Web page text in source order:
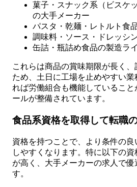
菓子・スナック系（ビスケ
の大手メーカー
パスタ・乾麺・レトルト食
調味料・ソース・ドレッシ
缶詰・瓶詰め食品の製造ラ
これらは商品の賞味期限が長く
ため、土日に工場を止めやすい
れば労働組合も機能しているこ
ールが整備されています。
食品系資格を取得して転職
資格を持つことで、より条件の
しやすくなります。特に以下の
が高く、大手メーカーの求人で優
す。